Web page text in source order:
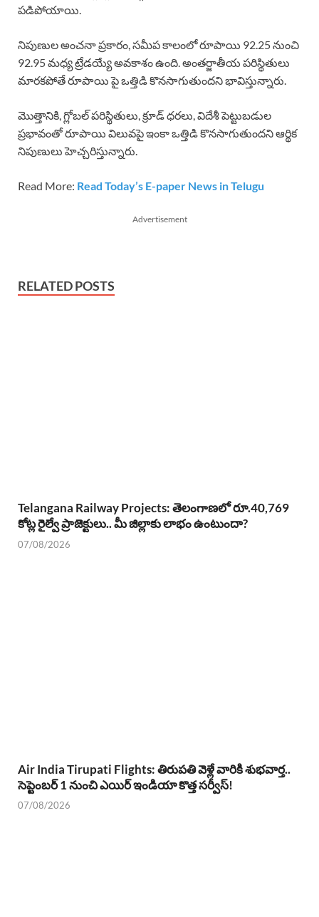
పడిపోయాయి.
నిపుణుల అంచనా ప్రకారం, సమీప కాలంలో రూపాయి 92.25 నుంచి
92.95 మధ్య ట్రేడయ్యే అవకాశం ఉంది. అంతర్జాతీయ పరిస్థితులు
మారకపోతే రూపాయి పై ఒత్తిడి కొనసాగుతుందని భావిస్తున్నారు.
మొత్తానికి, గ్లోబల్ పరిస్థితులు, క్రూడ్ ధరలు, విదేశీ పెట్టుబడుల
ప్రభావంతో రూపాయి విలువపై ఇంకా ఒత్తిడి కొనసాగుతుందని ఆర్థిక
నిపుణులు హెచ్చరిస్తున్నారు.
Read More: Read Today’s E-paper News in Telugu
Advertisement
RELATED POSTS
Telangana Railway Projects: తెలంగాణలో రూ.40,769
కోట్ల రైల్వే ప్రాజెక్టులు.. మీ జిల్లాకు లాభం ఉంటుందా?
07/08/2026
Air India Tirupati Flights: తిరుపతి వెళ్లే వారికి శుభవార్త..
సెప్టెంబర్ 1 నుంచి ఎయిర్ ఇండియా కొత్త సర్వీస్!
07/08/2026